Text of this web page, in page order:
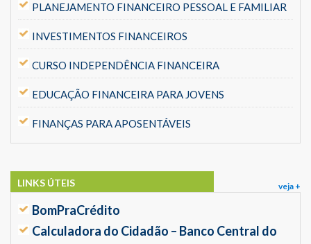
PLANEJAMENTO FINANCEIRO PESSOAL E FAMILIAR
INVESTIMENTOS FINANCEIROS
CURSO INDEPENDÊNCIA FINANCEIRA
EDUCAÇÃO FINANCEIRA PARA JOVENS
FINANÇAS PARA APOSENTÁVEIS
veja +
LINKS ÚTEIS
BomPraCrédito
Calculadora do Cidadão – Banco Central do